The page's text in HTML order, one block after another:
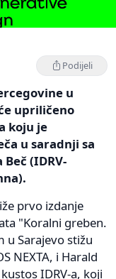
Podijeli
u
upriličeno
koju je
u saradnji sa
(IDRV-
prvo izdanje
"Koralni greben.
u Sarajevo stižu
NEXTA, i Harald
IDRV-a, koji